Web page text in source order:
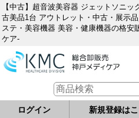
【中古】超音波美容器 ジェットソニ
古美品1台 アウトレット・中古・展示
ステ・美容機器 美容・健康機器の格安
ケア-
ログイン 新規登録は